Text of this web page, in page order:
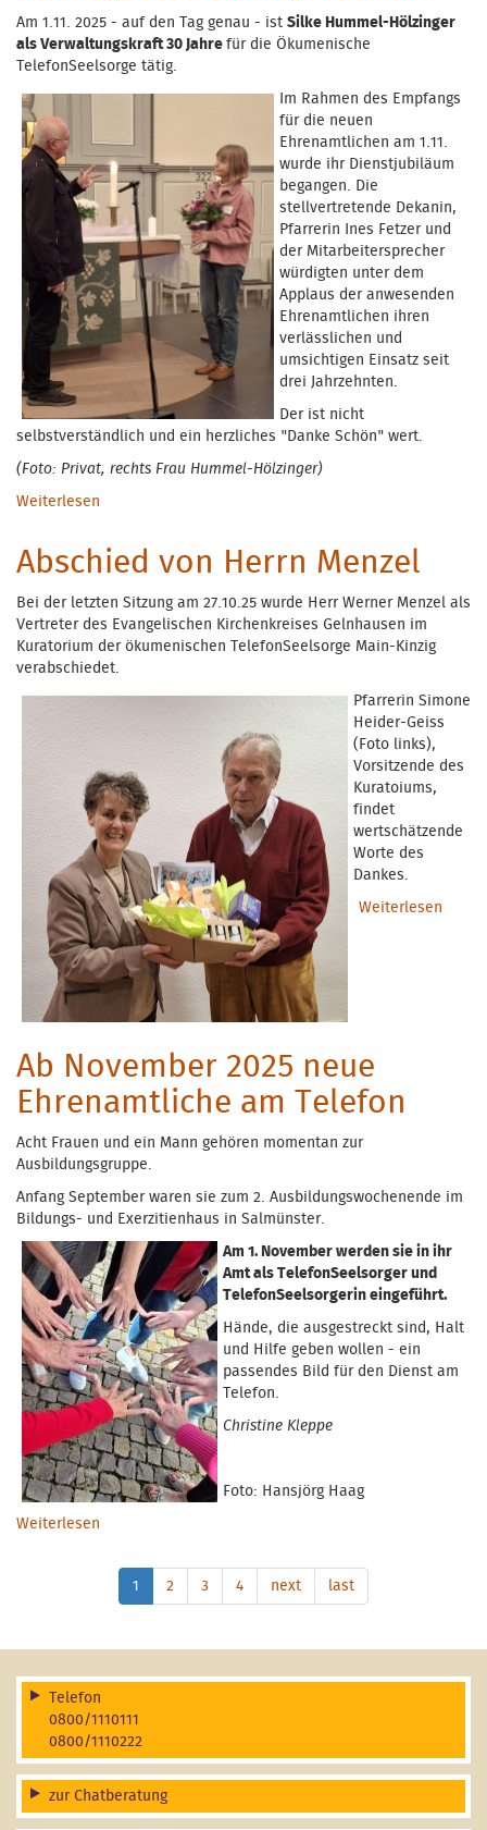
Am 1.11. 2025 - auf den Tag genau - ist Silke Hummel-Hölzinger
als Verwaltungskraft 30 Jahre für die Ökumenische
TelefonSeelsorge tätig.
Im Rahmen des Empfangs
für die neuen
Ehrenamtlichen am 1.11.
wurde ihr Dienstjubiläum
begangen. Die
stellvertretende Dekanin,
Pfarrerin Ines Fetzer und
der Mitarbeitersprecher
würdigten unter dem
Applaus der anwesenden
Ehrenamtlichen ihren
verlässlichen und
umsichtigen Einsatz seit
drei Jahrzehnten.
Der ist nicht
selbstverständlich und ein herzliches "Danke Schön" wert.
(Foto: Privat, rechts Frau Hummel-Hölzinger)
Weiterlesen
Abschied von Herrn Menzel
Bei der letzten Sitzung am 27.10.25 wurde Herr Werner Menzel als
Vertreter des Evangelischen Kirchenkreises Gelnhausen im
Kuratorium der ökumenischen TelefonSeelsorge Main-Kinzig
verabschiedet.
Pfarrerin Simone
Heider-Geiss
(Foto links),
Vorsitzende des
Kuratoiums,
findet
wertschätzende
Worte des
Dankes.
Weiterlesen
Ab November 2025 neue
Ehrenamtliche am Telefon
Acht Frauen und ein Mann gehören momentan zur
Ausbildungsgruppe.
Anfang September waren sie zum 2. Ausbildungswochenende im
Bildungs- und Exerzitienhaus in Salmünster.
Am 1. November werden sie in ihr
Amt als TelefonSeelsorger und
TelefonSeelsorgerin eingeführt.
Hände, die ausgestreckt sind, Halt
und Hilfe geben wollen - ein
passendes Bild für den Dienst am
Telefon.
Christine Kleppe
Foto: Hansjörg Haag
Weiterlesen
1 2 3 4 next last
Telefon
0800/1110111
0800/1110222
zur Chatberatung